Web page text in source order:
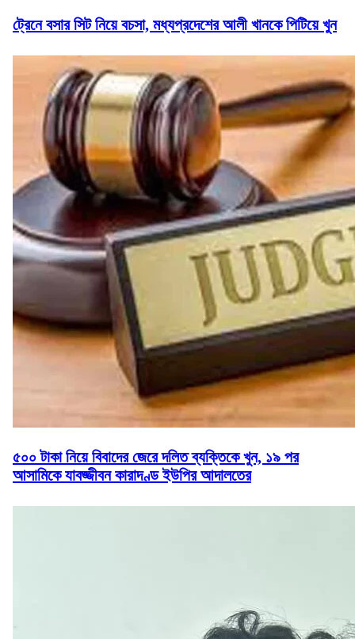
ট্রেনে বসার সিট নিয়ে বচসা, মধ্যপ্রদেশের আলী খানকে পিটিয়ে খুন
৫০০ টাকা নিয়ে বিবাদের জেরে দলিত ব্যক্তিকে খুন, ১৯ পর
আসামিকে যাবজ্জীবন কারাদণ্ড ইউপির আদালতের